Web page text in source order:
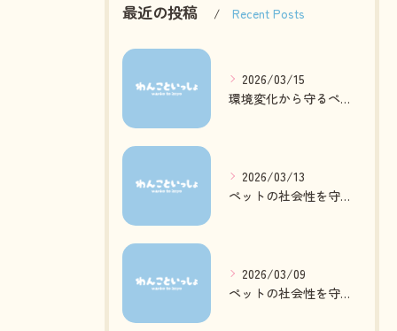
最近の投稿 Recent Posts
2026/03/15
環境変化から守るペットの心身ケア方法
2026/03/13
ペットの社会性を守る日常ケアとは
2026/03/09
ペットの社会性を守る質の高いお預かりとは